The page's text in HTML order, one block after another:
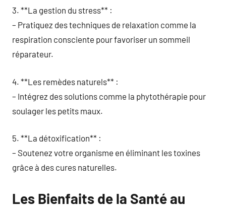
3. **La gestion du stress** :
– Pratiquez des techniques de relaxation comme la
respiration consciente pour favoriser un sommeil
réparateur.
4. **Les remèdes naturels** :
– Intégrez des solutions comme la phytothérapie pour
soulager les petits maux.
5. **La détoxification** :
– Soutenez votre organisme en éliminant les toxines
grâce à des cures naturelles.
Les Bienfaits de la Santé au